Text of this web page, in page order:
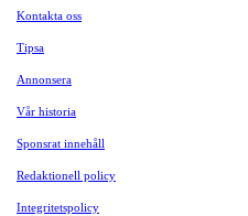
Kontakta oss
Tipsa
Annonsera
Vår historia
Sponsrat innehåll
Redaktionell policy
Integritetspolicy